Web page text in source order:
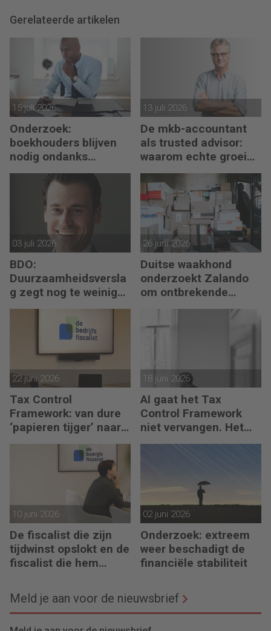
Gerelateerde artikelen
15 juli 2026
Onderzoek:
boekhouders blijven
nodig ondanks
boekhoudsoftware
13 juli 2026
De mkb-accountant
als trusted advisor:
waarom echte groei
begint met reflectie
03 juli 2026
BDO:
Duurzaamheidsversla
g zegt nog te weinig
over waarde en risico’s
26 juni 2026
Duitse waakhond
onderzoekt Zalando
om ontbrekende
transactie in
22 juni 2026
Tax Control
Framework: van dure
‘papieren tijger’ naar
digitaal stuurmiddel
18 juni 2026
AI gaat het Tax
Control Framework
niet vervangen. Het
maakt de fiscalist die
kan doorvragen alleen
10 juni 2026
De fiscalist die zijn
tijdwinst opslokt en de
fiscalist die hem
02 juni 2026
Onderzoek: extreem
weer beschadigt de
financiële stabiliteit
Meld je aan voor de nieuwsbrief